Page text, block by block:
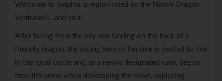
Welcome to Selphia, a region ruled by the Native Dragon
Ventuswill…and you!
After falling from the sky and landing on the back of a
friendly dragon, the young hero or heroine is invited to live
in the local castle and, as a newly designated ruler, begins
their life anew while developing the town, exploring